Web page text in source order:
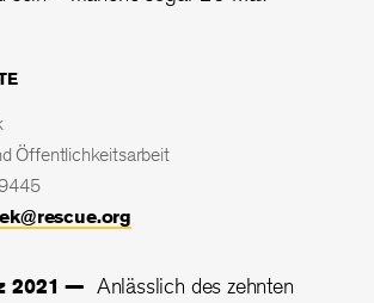
Öffentlichkeitsarbeit
2021 — Anlässlich des zehnten